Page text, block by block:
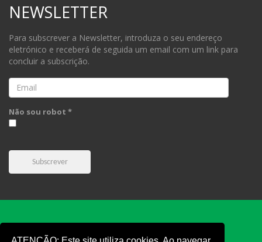
NEWSLETTER
Para subscrever a Newsletter, introduza o seu endereço
eletrónico e receberá de seguida um email com um link para
concluir a subscrição.
Email
Não sou robot *
Subscrever